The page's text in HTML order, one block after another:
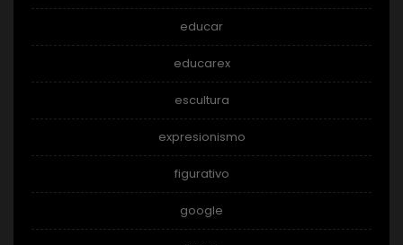
educar
educarex
escultura
expresionismo
figurativo
google